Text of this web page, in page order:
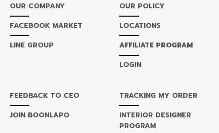
OUR COMPANY
FACEBOOK MARKET
LINE GROUP
OUR POLICY
LOCATIONS
AFFILIATE PROGRAM
LOGIN
FEEDBACK TO CEO
JOIN BOONLAPO
TRACKING MY ORDER
INTERIOR DESIGNER
PROGRAM